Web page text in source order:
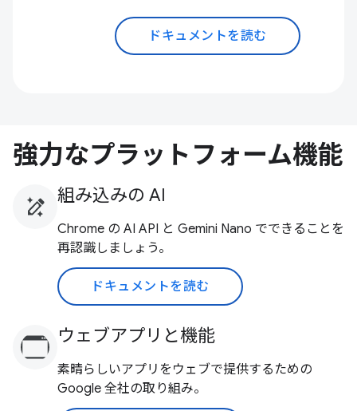
ドキュメントを読む
強力なプラットフォーム機能
組み込みの AI
Chrome の AI API と Gemini Nano でできることを
再認識しましょう。
ドキュメントを読む
ウェブアプリと機能
素晴らしいアプリをウェブで提供するための
Google 全社の取り組み。